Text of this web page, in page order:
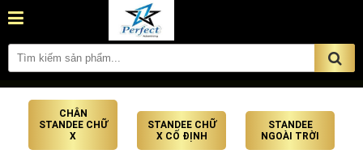
CHÂN
STANDEE CHỮ
X
STANDEE CHỮ
X CỐ ĐỊNH
STANDEE
NGOÀI TRỜI